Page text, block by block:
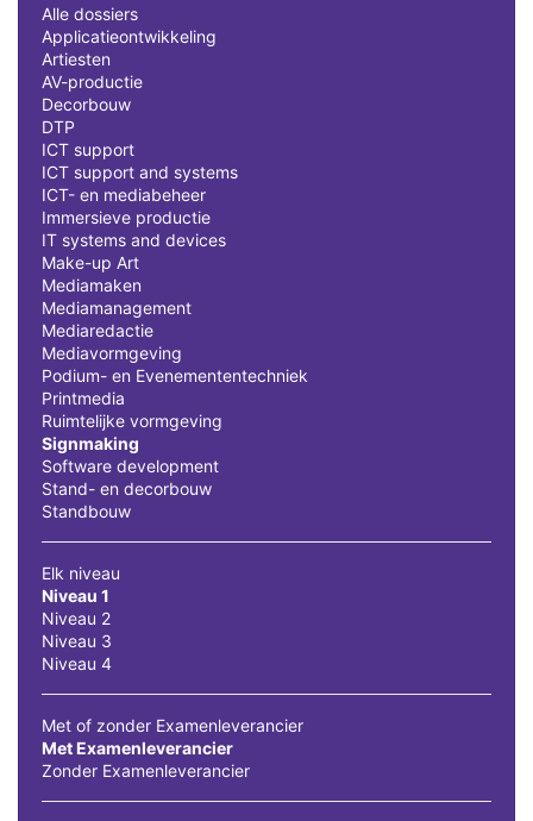
Alle dossiers
Applicatieontwikkeling
Artiesten
AV-productie
Decorbouw
DTP
ICT support
ICT support and systems
ICT- en mediabeheer
Immersieve productie
IT systems and devices
Make-up Art
Mediamaken
Mediamanagement
Mediaredactie
Mediavormgeving
Podium- en Evenemententechniek
Printmedia
Ruimtelijke vormgeving
Signmaking
Software development
Stand- en decorbouw
Standbouw
Elk niveau
Niveau 1
Niveau 2
Niveau 3
Niveau 4
Met of zonder Examenleverancier
Met Examenleverancier
Zonder Examenleverancier